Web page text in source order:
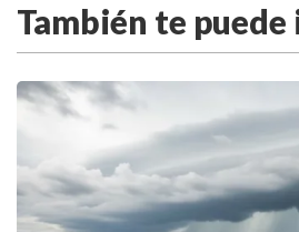
También te